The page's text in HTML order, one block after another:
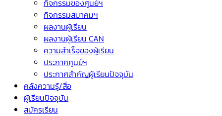
กิจกรรมของศูนย์ฯ
กิจกรรมสมาคมฯ
ผลงานผู้เรียน
ผลงานผู้เรียน CAN
ความสำเร็จของผู้เรียน
ประกาศศูนย์ฯ
ประกาศสำคัญผู้เรียนปัจจุบัน
คลังความรู้/สื่อ
ผู้เรียนปัจจุบัน
สมัครเรียน